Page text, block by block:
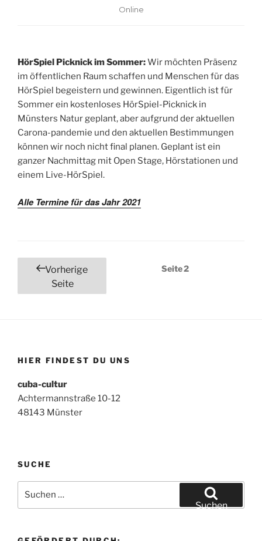
Online
HörSpiel Picknick im Sommer:Wir möchten Präsenz
im öffentlichen Raum schaffen und Menschen für das
HörSpiel begeistern und gewinnen. Eigentlich ist für
Sommer ein kostenloses HörSpiel-Picknick in
Münsters Natur geplant, aber aufgrund der aktuellen
Carona-pandemie und den aktuellen Bestimmungen
können wir noch nicht final planen. Geplant ist ein
ganzer Nachmittag mit Open Stage, Hörstationen und
einem Live-HörSpiel.
Alle Termine für das Jahr 2021
Seitennummerierung
Beiträge
Vorherige
Seite
Seite2
HIER FINDEST DU UNS
cuba-cultur
Achtermannstraße 10-12
48143 Münster
SUCHE
nach:
Suchen